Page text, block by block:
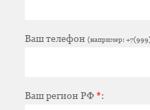
Ваш телефон (например:
Ваш регион РФ*: